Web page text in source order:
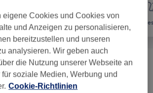
(17 ) ab 15 €
eigene Cookies und Cookies von
und Anzeigen zu personalisieren,
bereitzustellen und unseren
analysieren. Wir geben auch
die Nutzung unserer Webseite an
soziale Medien, Werbung und
Cookie-Richtlinien